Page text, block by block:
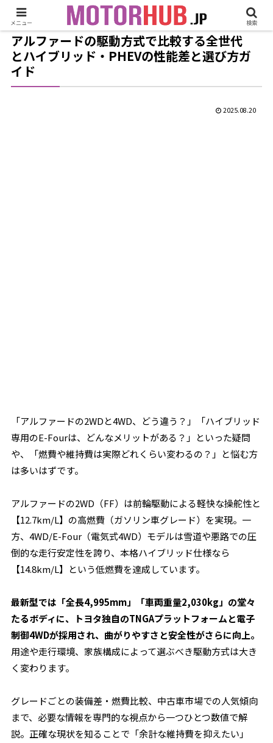
アルファードの駆動方式で比較する全世代
とハイブリッド・PHEVの性能差と選び方ガ
イド
2025.08.20
「アルファードの2WDと4WD、どう違う？」「ハイブリッド
専用のE-Fourは、どんなメリットがある？」といった疑問
や、「燃費や維持費は実際どれくらい変わるの？」と悩む方
は多いはずです。
アルファードの2WD（FF）は前輪駆動による軽快な操舵性と
【12.7km/L】の高燃費（ガソリン車グレード）を実現。一
方、4WD/E-Four（電気式4WD）モデルは雪道や悪路での圧
倒的な走行安定性を誇り、本格ハイブリッド仕様なら
【14.8km/L】という低燃費を達成しています。
最新型では「全長4,995mm」「車両重量2,030kg」の堂々
たるボディに、トヨタ独自のTNGAプラットフォームと電子
制御4WDが採用され、曲がりやすさと安全性がさらに向上。
用途や走行環境、家族構成によって選ぶべき駆動方式は大き
く変わります。
グレードごとの装備差・燃費比較、中古車市場での人気傾向
まで、必要な情報を専門的な視点から一つひとつ数値で解
説。正確な現状を知ることで「余計な維持費を抑えたい」
メニュー 検索